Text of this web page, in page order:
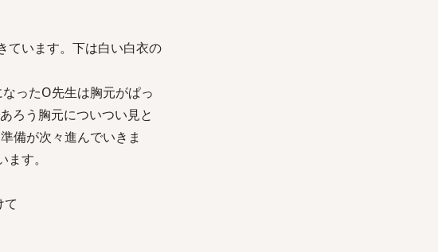
ています。下は白い白衣の
ったO先生は胸元がぱっ
ろう胸元についつい見と
備が次々進んでいきま
す。
て